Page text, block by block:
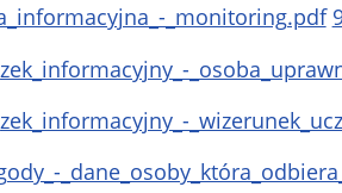
_monitoring.pdf